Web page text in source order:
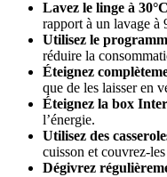
Lavez le linge à 30°C
rapport à un lavage à
Utilisez le
réduire la
Éteignez
que de les laisser en
Éteignez la box
l’énergie.
Utilisez des
cuisson et couvrez-
Dégivrez